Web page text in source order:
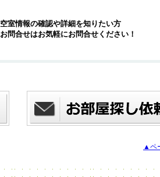
空室情報の確認や詳細を知りたい方
お問合せはお気軽にお問合せください！
▲ペ